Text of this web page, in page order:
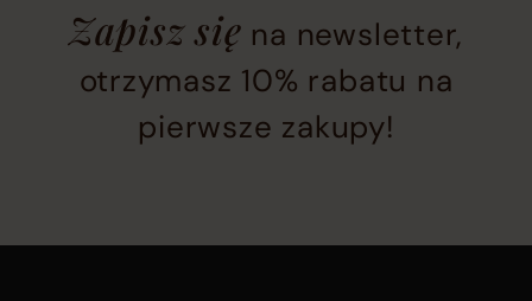
Zapisz się na newsletter,
otrzymasz 10% rabatu na
pierwsze zakupy!
subscription
section
located
at
the